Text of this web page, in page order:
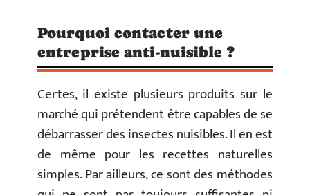
Pourquoi contacter une
entreprise anti-nuisible ?
Certes, il existe plusieurs produits sur le
marché qui prétendent être capables de se
débarrasser des insectes nuisibles. Il en est
de même pour les recettes naturelles
simples. Par ailleurs, ce sont des méthodes